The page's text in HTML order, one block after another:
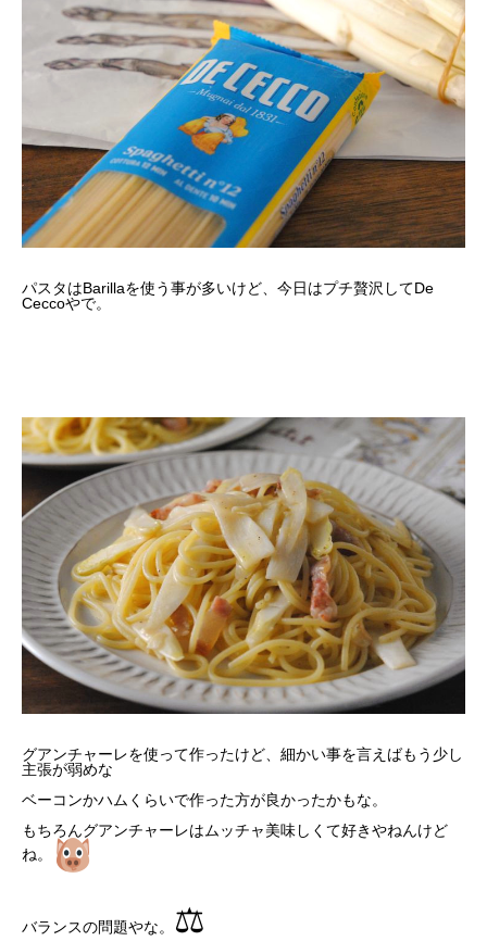
パスタはBarillaを使う事が多いけど、今日はプチ贅沢してDe
Ceccoやで。
グアンチャーレを使って作ったけど、細かい事を言えばもう少し
主張が弱めな
ベーコンかハムくらいで作った方が良かったかもな。
もちろんグアンチャーレはムッチャ美味しくて好きやねんけど
ね。
バランスの問題やな。 ⚖